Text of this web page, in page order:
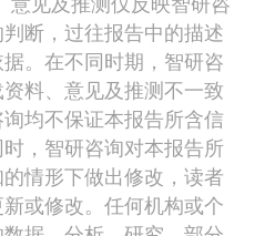
断，过往报告中的描述
。在不同时期，智研咨
料、意见及推测不一致
均不保证本报告所含信
，智研咨询对本报告所
情形下做出修改，读者
或修改。任何机构或个